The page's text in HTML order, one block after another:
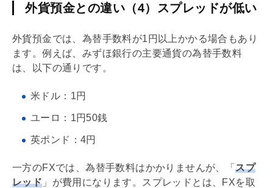
外貨預金との違い（4）スプレッドが低い
外貨預金では、為替手数料が1円以上かかる場合もあり
ます。例えば、みずほ銀行の主要通貨の為替手数料
は、以下の通りです。
米ドル：1円
ユーロ：1円50銭
英ポンド：4円
一方のFXでは、為替手数料はかかりませんが、「スプ
レッド 」が費用になります。スプレッドとは、FXを取